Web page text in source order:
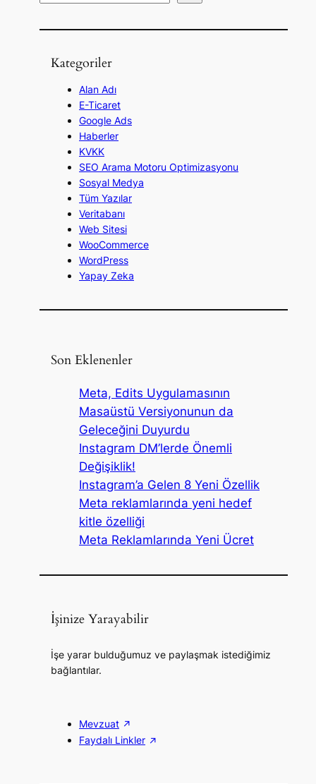
a
Kategoriler
Alan Adı
E-Ticaret
Google Ads
Haberler
KVKK
SEO Arama Motoru Optimizasyonu
Sosyal Medya
Tüm Yazılar
Veritabanı
Web Sitesi
WooCommerce
WordPress
Yapay Zeka
Son Eklenenler
Meta, Edits Uygulamasının
Masaüstü Versiyonunun da
Geleceğini Duyurdu
Instagram DM’lerde Önemli
Değişiklik!
Instagram’a Gelen 8 Yeni Özellik
Meta reklamlarında yeni hedef
kitle özelliği
Meta Reklamlarında Yeni Ücret
İşinize Yarayabilir
İşe yarar bulduğumuz ve paylaşmak istediğimiz
bağlantılar.
Mevzuat
Faydalı Linkler